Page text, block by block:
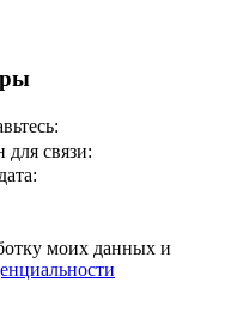
для связи:
моих данных и